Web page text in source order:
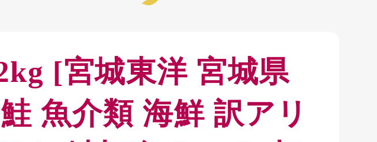
[宮城東洋 宮城県
魚介類 海鮮 訳アリ